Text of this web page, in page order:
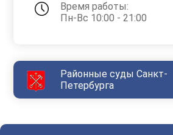
Время работы:
Пн-Вс 10:00 - 21:00
Районные суды Санкт-
Петербурга